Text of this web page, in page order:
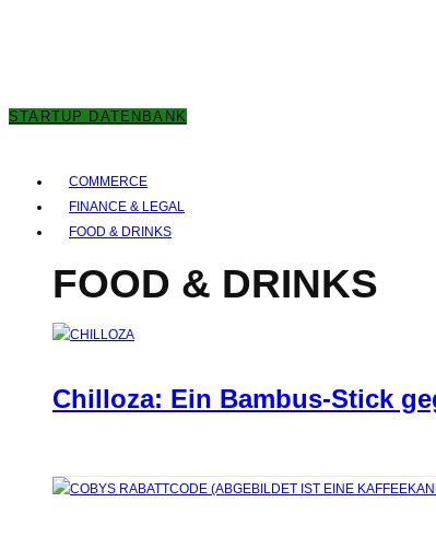
STARTUP DATENBANK
COMMERCE
FINANCE & LEGAL
FOOD & DRINKS
FOOD & DRINKS
Chilloza: Ein Bambus-Stick